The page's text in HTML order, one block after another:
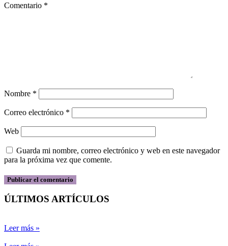
Comentario *
Nombre *
Correo electrónico *
Web
Guarda mi nombre, correo electrónico y web en este navegador
para la próxima vez que comente.
ÚLTIMOS ARTÍCULOS
Leer más »